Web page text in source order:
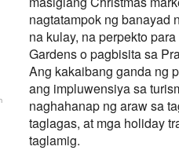
nagtatampok ng banayad
na kulay, na perpekto
Gardens o pagbisita sa
Ang kakaibang ganda ng
ang impluwensiya sa
naghahanap ng araw sa
taglagas, at mga holiday
taglamig.